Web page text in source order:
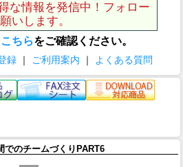
な情報を発信中！フォロー
いします。
こちらをご確認ください。
録 ｜ ご利用案内 ｜ よくある質問
でのチームづくりPART6